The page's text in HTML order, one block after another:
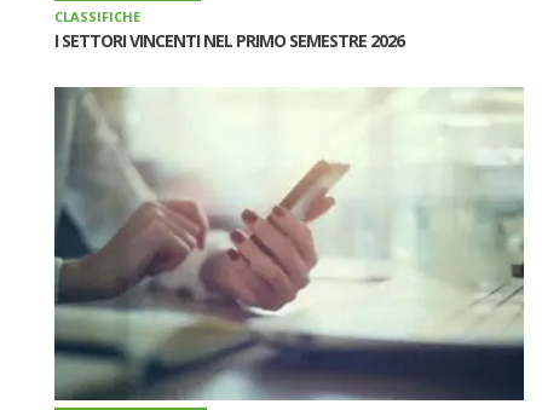
CLASSIFICHE
I SETTORI VINCENTI NEL PRIMO SEMESTRE 2026